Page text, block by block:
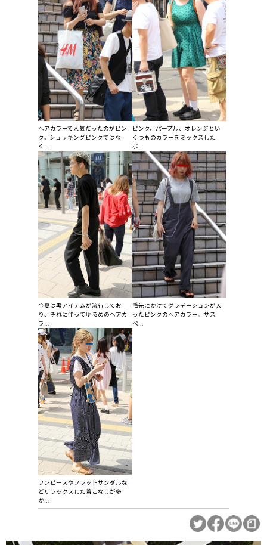
ヘアカラーで人気だったのがピン
ク。ショッキングピンクではな
く...
ピンク、パープル、オレンジとい
くつものカラーをミックスした
ポ...
今夏は黒アイテムが流行してお
り、それに伴って明るめのへアカ
ラ...
毛先にかけてグラデーションが入
ったピンクのヘアカラー。サス
ペ...
ワンピースやフラットサンダルな
どリラックスした着こなしが多
か...